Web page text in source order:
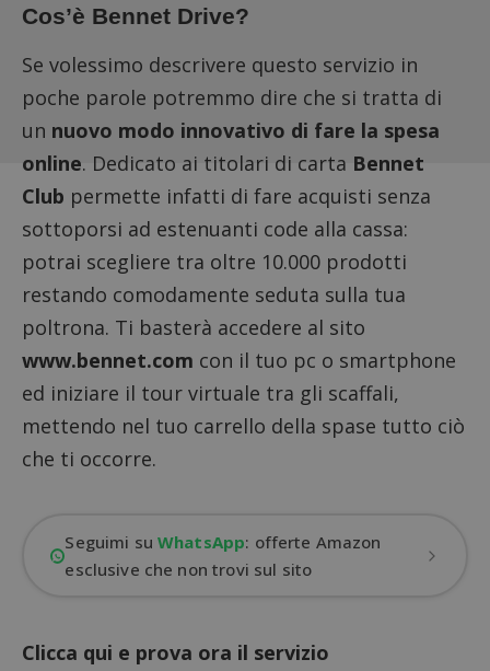
Cos’è Bennet Drive?
Se volessimo descrivere questo servizio in
poche parole potremmo dire che si tratta di
un nuovo modo innovativo di fare la spesa
online. Dedicato ai titolari di carta Bennet
Club permette infatti di fare acquisti senza
sottoporsi ad estenuanti code alla cassa:
potrai scegliere tra oltre 10.000 prodotti
restando comodamente seduta sulla tua
poltrona. Ti basterà accedere al sito
www.bennet.com con il tuo pc o smartphone
ed iniziare il tour virtuale tra gli scaffali,
mettendo nel tuo carrello della spase tutto ciò
che ti occorre.
Seguimi suWhatsApp: offerte Amazon
esclusive che non trovi sul sito
Clicca qui e prova ora il servizio